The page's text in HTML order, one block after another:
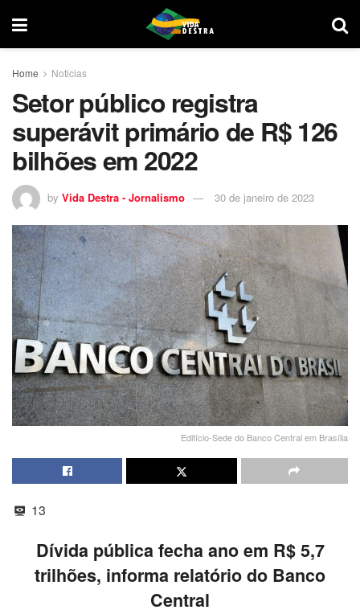
Home Noticias
Setor público registra
superávit primário de R$ 126
bilhões em 2022
by Vida Destra - Jornalismo 30 de janeiro de 2023
Edifício-Sede do Banco Central em Brasília
13
Dívida pública fecha ano em R$ 5,7
trilhões, informa relatório do Banco
Central